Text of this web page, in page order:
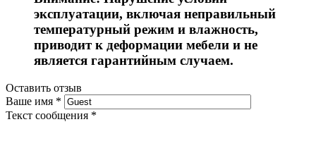
эксплуатации, включая неправильный
температурный режим и влажность,
приводит к деформации мебели и не
является гарантийным случаем.
Оставить отзыв
Ваше имя *
Текст сообщения *